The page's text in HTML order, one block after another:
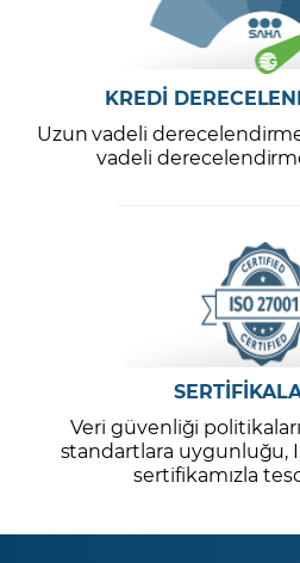
KREDİ
Uzun vadeli
vadeli
Veri güvenliği
standartlara uygunluğu,
sertifikamızla